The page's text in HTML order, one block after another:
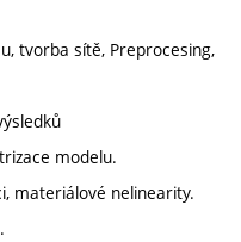
tvorba sítě, Preprocesing,
modelu.
materiálové nelinearity.